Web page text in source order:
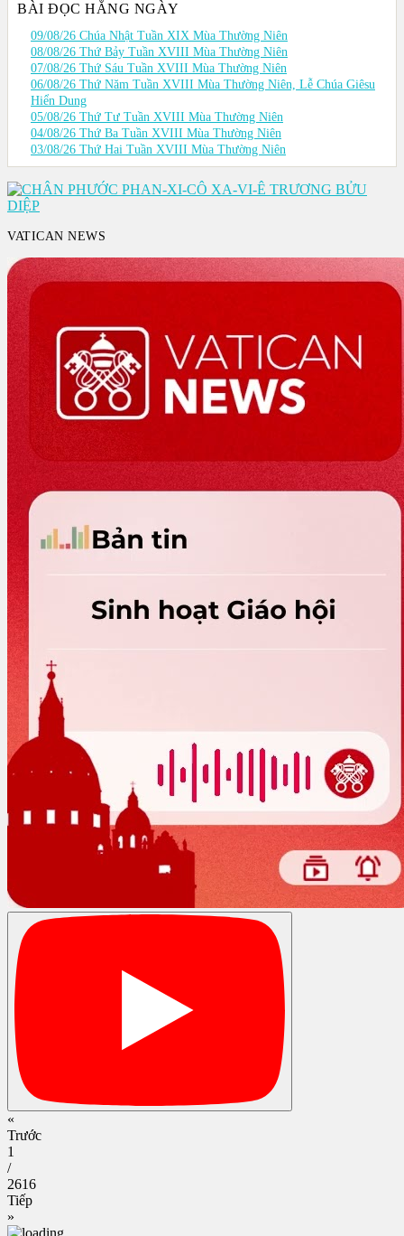
BÀI ĐỌC HẰNG NGÀY
09/08/26 Chúa Nhật Tuần XIX Mùa Thường Niên
08/08/26 Thứ Bảy Tuần XVIII Mùa Thường Niên
07/08/26 Thứ Sáu Tuần XVIII Mùa Thường Niên
06/08/26 Thứ Năm Tuần XVIII Mùa Thường Niên, Lễ Chúa Giêsu
Hiển Dung
05/08/26 Thứ Tư Tuần XVIII Mùa Thường Niên
04/08/26 Thứ Ba Tuần XVIII Mùa Thường Niên
03/08/26 Thứ Hai Tuần XVIII Mùa Thường Niên
VATICAN NEWS
«
Trước
1
/
2616
Tiếp
»